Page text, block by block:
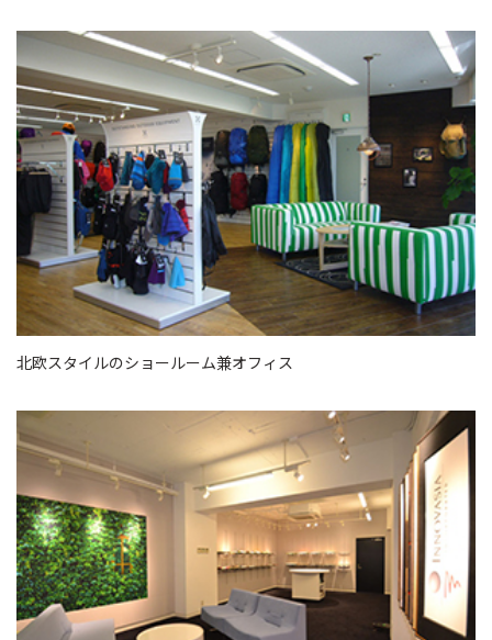
北欧スタイルのショールーム兼オフィス